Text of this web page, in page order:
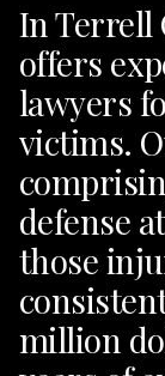
In Terrell
offers
lawyers
victims.
defense
those
million